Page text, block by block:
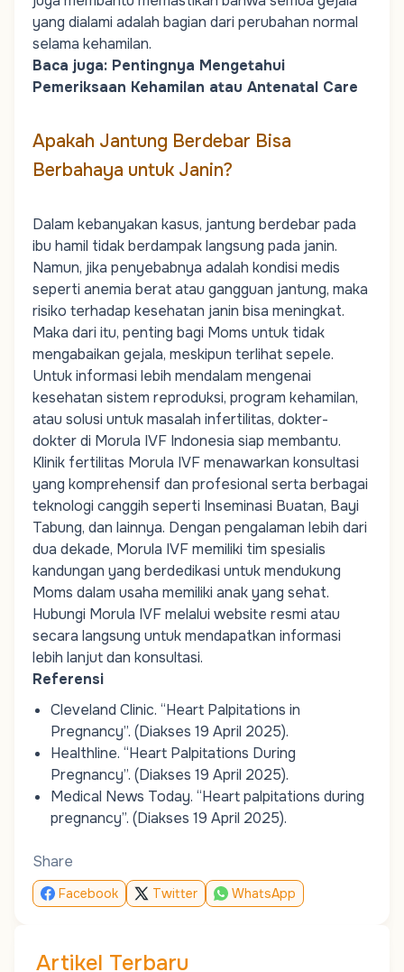
yang dialami adalah bagian dari perubahan normal
selama kehamilan.
Baca juga: Pentingnya Mengetahui
Pemeriksaan Kehamilan atau Antenatal Care
Apakah Jantung Berdebar Bisa
Berbahaya untuk Janin?
Dalam kebanyakan kasus, jantung berdebar pada
ibu hamil tidak berdampak langsung pada janin.
Namun, jika penyebabnya adalah kondisi medis
seperti anemia berat atau gangguan jantung, maka
risiko terhadap kesehatan janin bisa meningkat.
Maka dari itu, penting bagi Moms untuk tidak
mengabaikan gejala, meskipun terlihat sepele.
Untukinformasi lebih mendalam mengenai
kesehatan sistem reproduksi, program kehamilan,
atau solusi untukmasalah infertilitas, dokter-
dokterdi Morula IVF Indonesia siap membantu.
Klinik fertilitas Morula IVFmenawarkan konsultasi
yang komprehensif dan profesional serta berbagai
teknologi canggih seperti Inseminasi Buatan, Bayi
Tabung, dan lainnya. Dengan pengalaman lebih dari
dua dekade, Morula IVFmemiliki tim spesialis
kandungan yang berdedikasi untukmendukung
Moms dalam usaha memiliki anakyang sehat.
Hubungi Morula IVFmelalui website resmi atau
secara langsung untukmendapatkan informasi
lebih lanjutdan konsultasi.
Referensi
Cleveland Clinic. “Heart Palpitations in
Pregnancy”. (Diakses 19 April 2025).
Healthline. “Heart Palpitations During
Pregnancy”. (Diakses 19 April 2025).
Medical News Today. “Heart palpitations during
pregnancy”. (Diakses 19 April 2025).
Share
Facebook Twitter WhatsApp
Artikel Terbaru